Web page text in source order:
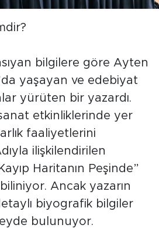
bilgilere göre Ayten
yaşayan ve edebiyat
yürüten bir yazardı.
etkinliklerinde yer
faaliyetlerini
ilişkilendirilen
Haritanın Peşinde”
Ancak yazarın
biyografik bilgiler
bulunuyor.